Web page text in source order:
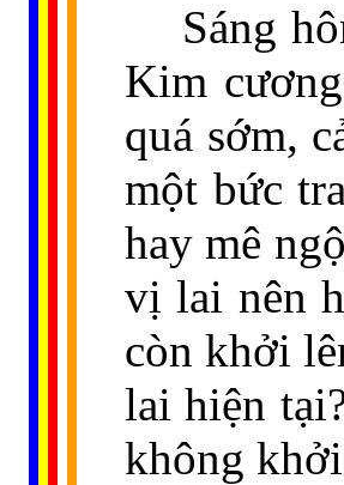
Sáng
Kim
quá sớm,
một bức
hay mê
vị lai nên
còn khởi
lai hiện
không